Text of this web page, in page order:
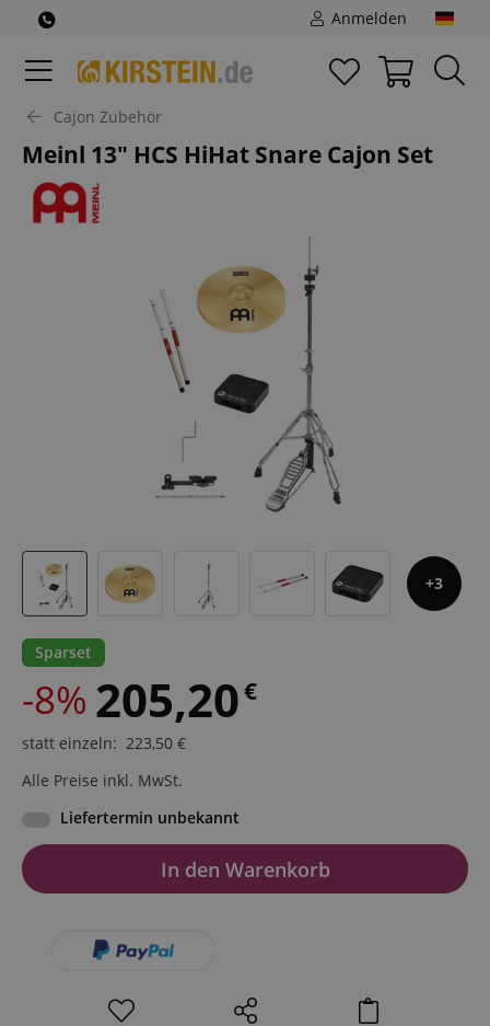
Anmelden
Cajon Zubehör
Meinl 13" HCS HiHat Snare Cajon Set
3
Sparset
-8% 205,20€
statt einzeln: 223,50 €
Alle Preise inkl. MwSt.
Liefertermin unbekannt
In den Warenkorb